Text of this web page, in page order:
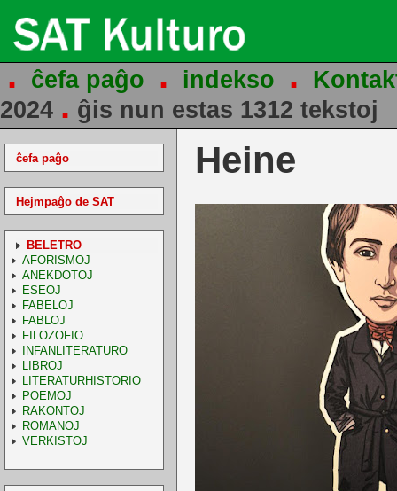
. ĉefa paĝo . indekso .
2024 . ĝis nun estas 1312 tekstoj
ĉefa paĝo
Hejmpaĝo de SAT
BELETRO
AFORISMOJ
ANEKDOTOJ
ESEOJ
FABELOJ
FABLOJ
FILOZOFIO
INFANLITERATURO
LIBROJ
LITERATURHISTORIO
POEMOJ
RAKONTOJ
ROMANOJ
VERKISTOJ
Heine